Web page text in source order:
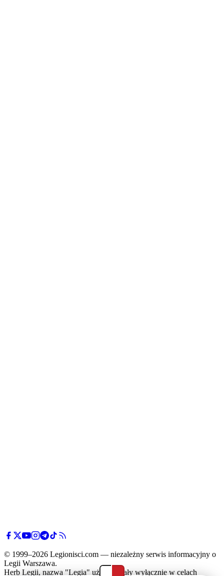
© 1999–2026 Legionisci.com — niezależny serwis informacyjny o
Legii Warszawa.
Herb Legii, nazwa "Legia" użyte zostały wyłącznie w celach